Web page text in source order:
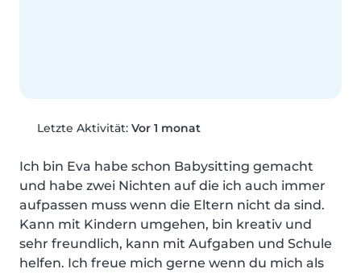
Letzte Aktivität: Vor 1 monat
Ich bin Eva habe schon Babysitting gemacht
und habe zwei Nichten auf die ich auch immer
aufpassen muss wenn die Eltern nicht da sind.
Kann mit Kindern umgehen, bin kreativ und
sehr freundlich, kann mit Aufgaben und Schule
helfen. Ich freue mich gerne wenn du mich als